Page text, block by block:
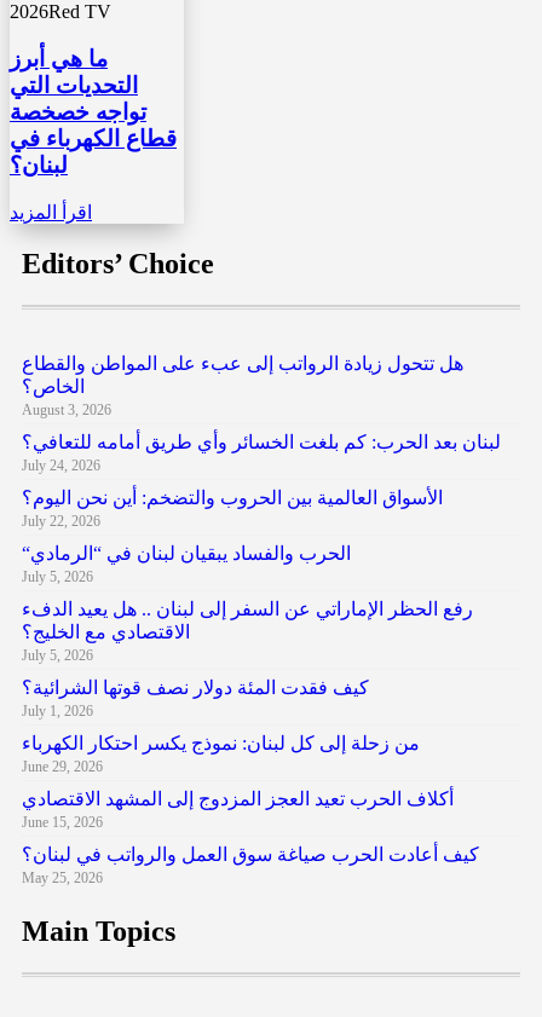
2026Red TV
ما هي أبرز
التحديات التي
تواجه خصخصة
قطاع الكهرباء في
لبنان؟
اقرأ المزيد
Editors’ Choice
هل تتحول زيادة الرواتب إلى عبء على المواطن والقطاع
الخاص؟
August 3, 2026
لبنان بعد الحرب: كم بلغت الخسائر وأي طريق أمامه للتعافي؟
July 24, 2026
الأسواق العالمية بين الحروب والتضخم: أين نحن اليوم؟
July 22, 2026
“الحرب والفساد يبقيان لبنان في “الرمادي
July 5, 2026
رفع الحظر الإماراتي عن السفر إلى لبنان .. هل يعيد الدفء
الاقتصادي مع الخليج؟
July 5, 2026
كيف فقدت المئة دولار نصف قوتها الشرائية؟
July 1, 2026
من زحلة إلى كل لبنان: نموذج يكسر احتكار الكهرباء
June 29, 2026
أكلاف الحرب تعيد العجز المزدوج إلى المشهد الاقتصادي
June 15, 2026
كيف أعادت الحرب صياغة سوق العمل والرواتب في لبنان؟
May 25, 2026
Main Topics